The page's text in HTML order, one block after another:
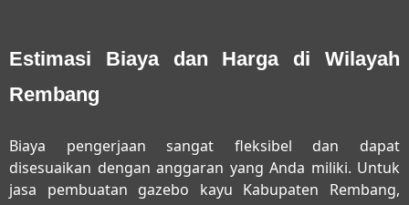
Estimasi Biaya dan Harga di Wilayah
Rembang
Biaya pengerjaan sangat fleksibel dan dapat
disesuaikan dengan anggaran yang Anda miliki. Untuk
jasa pembuatan gazebo kayu Kabupaten Rembang,